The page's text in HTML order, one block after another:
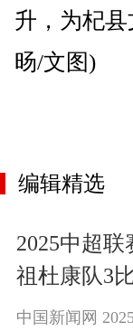
升，为杞
旸/文图)
编辑精选
2025中超
祖杜康队3
中国新闻网